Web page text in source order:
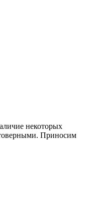
некоторых
Приносим